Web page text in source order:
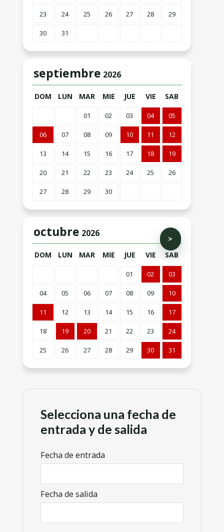
23 24 25 26 27 28 29
30 31
septiembre 2026
DOM LUN MAR MIE JUE VIE SAB
01 02 03 04 05
06 07 08 09 10 11 12
13 14 15 16 17 18 19
20 21 22 23 24 25 26
27 28 29 30
octubre 2026
>
DOM
LUN MAR MIE JUE VIE SAB
01 02 03
04 05 06 07 08 09 10
11 12 13 14 15 16 17
18 19 20 21 22 23 24
25 26 27 28 29 30 31
Selecciona una fecha de
entrada y de salida
Fecha de entrada
Fecha de salida